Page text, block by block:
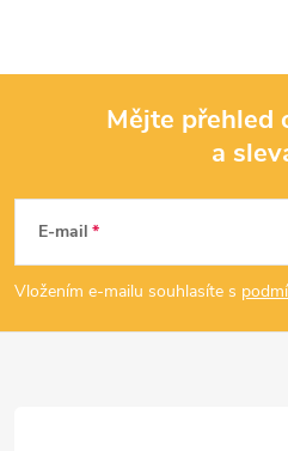
s
p
Mějte přehled
a
E-mail
Vložením e-mailu souhlasíte s